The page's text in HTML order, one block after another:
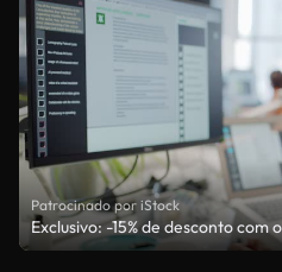
Patrocinado por iStock
Exclusivo: -15% de desconto com